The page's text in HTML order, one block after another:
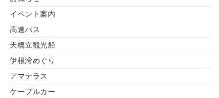
イベント案内
高速バス
天橋立観光船
伊根湾めぐり
アマテラス
ケーブルカー